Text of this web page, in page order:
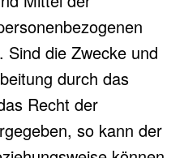
Sind die Zwecke und
durch das
Recht der
so kann der